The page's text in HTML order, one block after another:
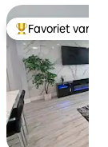
Topfavoriet van
Favoriet van